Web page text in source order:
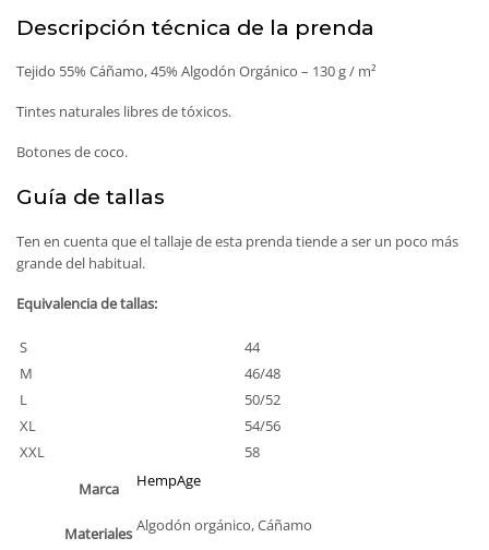
Descripción técnica de la prenda
Tejido 55% Cáñamo, 45% Algodón Orgánico – 130 g / m²
Tintes naturales libres de tóxicos.
Botones de coco.
Guía de tallas
Ten en cuenta que el tallaje de esta prenda tiende a ser un poco más
grande del habitual.
Equivalencia de tallas:
S
44
M
46/48
L
50/52
XL
54/56
XXL
58
Marca
HempAge
Materiales Algodón orgánico, Cáñamo